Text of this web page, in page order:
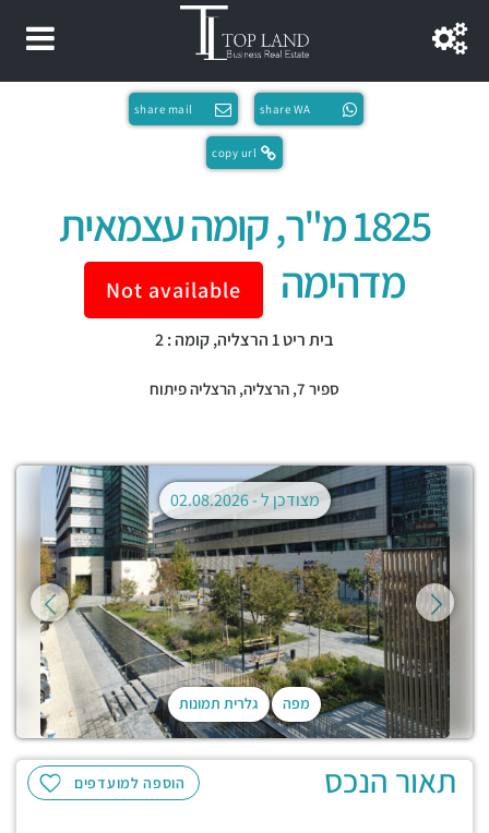
share WA
share mail
copy url
1825 מ"ר, קומה עצמאית
מדהימה
Not available
בית ריט 1 הרצליה, קומה : 2
ספיר 7, הרצליה, הרצליה פיתוח
מפה גלרית תמונות
מצודכן ל -02.08.2026
הוספה למועדפים תאור הנכס